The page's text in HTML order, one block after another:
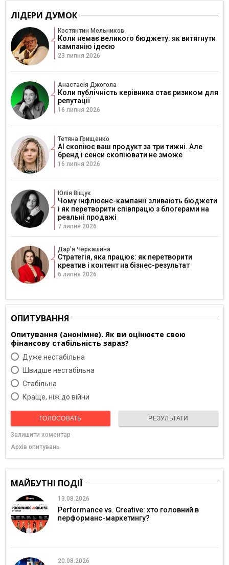
ЛІДЕРИ ДУМОК
Костянтин Мельников
Коли немає великого бюджету: як витягнути
кампанію ідеєю
23 липня 2026
Анастасія Джогола
Коли публічність керівника стає ризиком для
репутації
16 липня 2026
Тетяна Грищенко
AI скопіює ваш продукт за три тижні. Але
бренд і сенси скопіювати не зможе
16 липня 2026
Юлія Віщук
Чому інфлюенс-кампанії зливають бюджети
і як перетворити співпрацю з блогерами на
реальні продажі
7 липня 2026
Дарʼя Черкашина
Стратегія, яка працює: як перетворити
креатив і контент на бізнес-результат
6 липня 2026
ОПИТУВАННЯ
Опитування (анонімне). Як ви оцінюєте свою
фінансову стабільність зараз?
Дуже нестабільна
Швидше нестабільна
Cтабільна
Краще, ніж до війни
ГОЛОСОВАТЬ РЕЗУЛЬТАТИ
Залишити коментар
Архів опитувань
МАЙБУТНІ ПОДІЇ
13.08.2026
Performance vs. Creative: хто головний в
перформанс-маркетингу?
20.08.2026